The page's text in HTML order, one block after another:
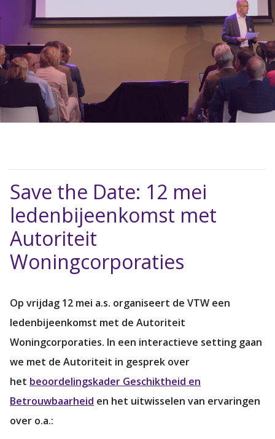
Save the Date: 12 mei
ledenbijeenkomst met
Autoriteit
Woningcorporaties
Op vrijdag 12 mei a.s. organiseert de VTW een
ledenbijeenkomst met de Autoriteit
Woningcorporaties. In een interactieve setting gaan
we met de Autoriteit in gesprek over
het beoordelingskader Geschiktheid en
Betrouwbaarheid en het uitwisselen van ervaringen
over o.a.: